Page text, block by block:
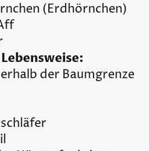
(Erdhörnchen)
der Baumgrenze